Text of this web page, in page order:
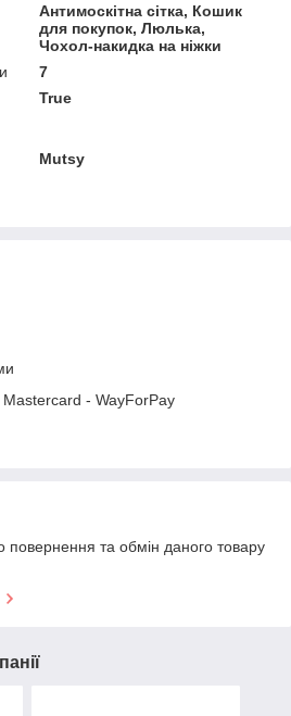
Антимоскітна сітка, Кошик
для покупок, Люлька,
Чохол-накидка на ніжки
7
True
Mutsy
- WayForPay
та обмін даного товару